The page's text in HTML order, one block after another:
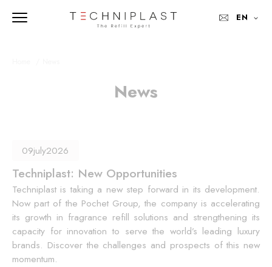
EN
News
09july2026
Techniplast: New Opportunities
Techniplast is taking a new step forward in its development.
Now part of the Pochet Group, the company is accelerating
its growth in fragrance refill solutions and strengthening its
capacity for innovation to serve the world’s leading luxury
brands. Discover the challenges and prospects of this new
momentum.